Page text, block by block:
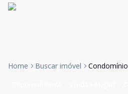
Home Buscar imóvel